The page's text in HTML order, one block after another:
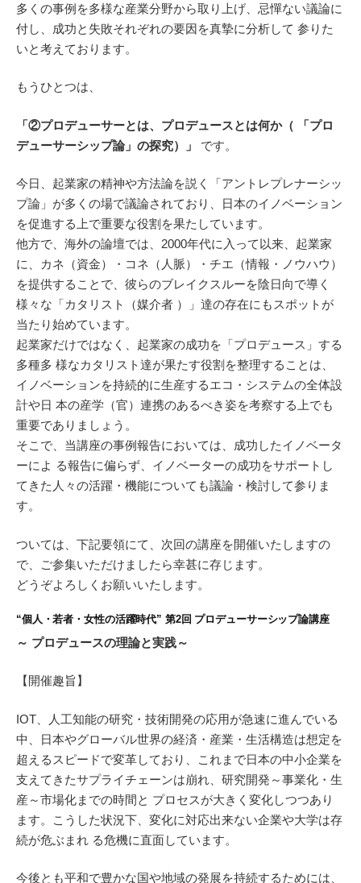
多くの事例を多様な産業分野から取り上げ、忌憚ない議論に
付し、成功と失敗それぞれの要因を真摯に分析して 参りた
いと考えております。
もうひとつは、
「②プロデューサーとは、プロデュースとは何か（ 「プロ
デューサーシップ論」の探究）」
です。
今日、起業家の精神や方法論を説く「アントレプレナーシッ
プ論」が多くの場で議論されており、日本のイノベーション
を促進する上で重要な役割を果たしています。
他方で、海外の論壇では、2000年代に入って以来、起業家
に、カネ（資金）・コネ（人脈）・チエ（情報・ノウハウ）
を提供することで、彼らのブレイクスルーを陰日向で導く
様々な「カタリスト（媒介者 ）」達の存在にもスポットが
当たり始めています。
起業家だけではなく、起業家の成功を「プロデュース」する
多種多 様なカタリスト達が果たす役割を整理することは、
イノベーションを持続的に生産するエコ・システムの全体設
計や日 本の産学（官）連携のあるべき姿を考察する上でも
重要でありましょう。
そこで、当講座の事例報告においては、成功したイノベータ
ーによ る報告に偏らず、イノベーターの成功をサポートし
てきた人々の活躍・機能についても議論・検討して参りま
す。
ついては、下記要領にて、次回の講座を開催いたしますの
で、ご参集いただけましたら幸甚に存じます。
どうぞよろしくお願いいたします。
“個人・若者・女性の活躍時代” 第2回 プロデューサーシップ論講座
～ プロデュースの理論と実践～
【開催趣旨】
IOT、人工知能の研究・技術開発の応用が急速に進んでいる
中、日本やグローバル世界の経済・産業・生活構造は想定を
超えるスピードで変革しており、これまで日本の中小企業を
支えてきたサプライチェーンは崩れ、研究開発～事業化・生
産～市場化までの時間と プロセスが大きく変化しつつあり
ます。こうした状況下、変化に対応出来ない企業や大学は存
続が危ぶまれ る危機に直面しています。
今後とも平和で豊かな国や地域の発展を持続するためには、